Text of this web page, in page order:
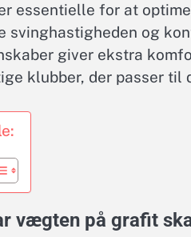
essentielle for at
og
giver ekstra
klubber, der passer til
vægten på grafit